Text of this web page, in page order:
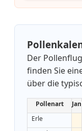
Der
finden Sie
über die
Pollenart Jan
Erle